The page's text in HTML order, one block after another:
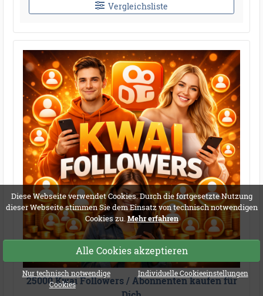
Diese Webseite verwendet Cookies. Durch die fortgesetzte Nutzung
dieser Webseite stimmen Sie dem Einsatz von technisch notwendigen
Cookies zu. Mehr erfahren
Alle Cookies akzeptieren
Nur technisch notwendige
Cookies
Individuelle Cookieeinstellungen
Vergleichsliste
25000 Kwai Followers / Abonnenten kaufen für